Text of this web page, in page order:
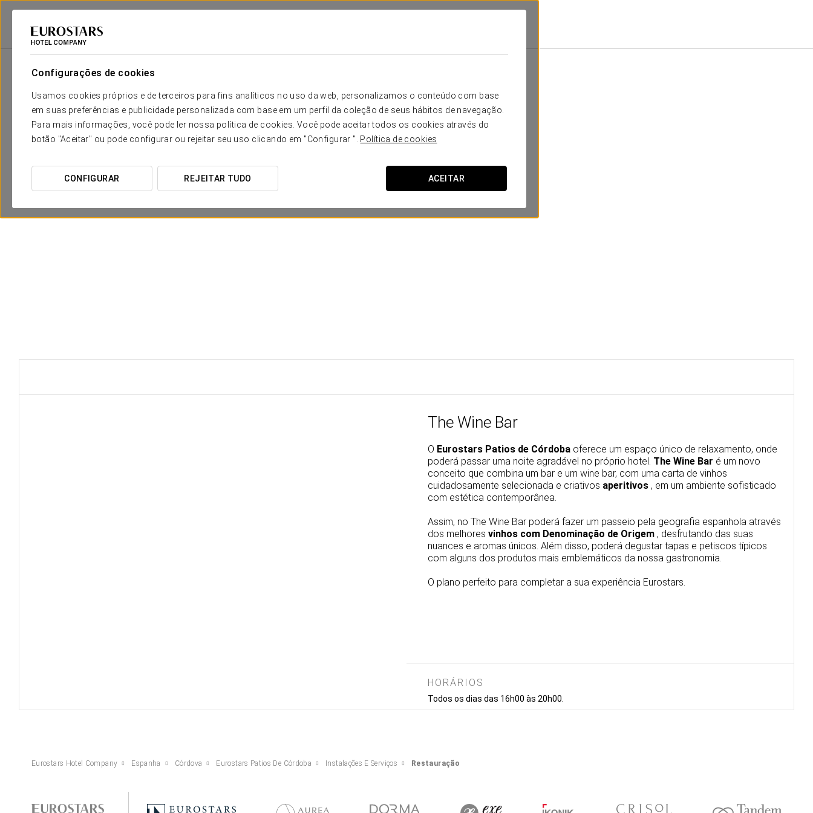
Configurações de cookies
Usamos cookies próprios e de terceiros para fins analíticos no uso da web, personalizamos o conteúdo com base
em suas preferências e publicidade personalizada com base em um perfil da coleção de seus hábitos de navegação.
Para mais informações, você pode ler nossa política de cookies. Você pode aceitar todos os cookies através do
botão "Aceitar" ou pode configurar ou rejeitar seu uso clicando em "Configurar ". Política de cookies
CONFIGURAR REJEITAR TUDO ACEITAR
Eurostars Hotel Company
The Wine Bar
O Eurostars Patios de Córdoba oferece um espaço único de relaxamento, onde
poderá passar uma noite agradável no próprio hotel. The Wine Bar é um novo
conceito que combina um bar e um wine bar, com uma carta de vinhos
cuidadosamente selecionada e criativos aperitivos , em um ambiente sofisticado
com estética contemporânea.
Assim, no The Wine Bar poderá fazer um passeio pela geografia espanhola através
dos melhores vinhos com Denominação de Origem , desfrutando das suas
nuances e aromas únicos. Além disso, poderá degustar tapas e petiscos típicos
com alguns dos produtos mais emblemáticos da nossa gastronomia.
O plano perfeito para completar a sua experiência Eurostars.
HORÁRIOS
Todos os dias das 16h00 às 20h00.
Eurostars Hotel Company Espanha Córdova Eurostars Patios De Córdoba Instalações E Serviços Restauração